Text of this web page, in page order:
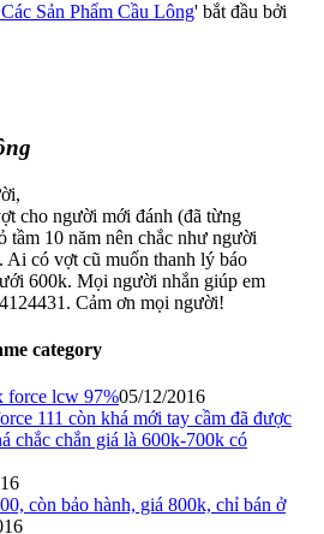
Sản Phẩm Cầu Lông' bắt đầu bởi
cho người mới đánh (đã từng
tầm 10 năm nên chắc như người
Ai có vợt cũ muốn thanh lý báo
600k. Mọi người nhắn giúp em
Cảm ơn mọi người!
category
force lcw 97%05/12/2016
111 còn khá mới tay cầm đã được
chắc chắn giá là 600k-700k có
còn bảo hành, giá 800k, chỉ bán ở